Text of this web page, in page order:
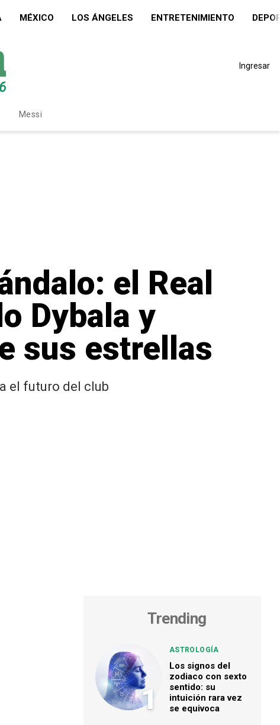
MÉXICO LOS ÁNGELES ENTRETENIMIENTO
Ingresar
Messi
el Real
Dybala y
sus estrellas
el futuro del club
Trending
1
ASTROLOGÍA
Los signos del
zodiaco con sexto
sentido: su
intuición rara vez
se equivoca